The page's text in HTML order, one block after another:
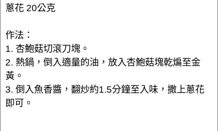
蔥花 20公克
作法：
1. 杏鮑菇切滾刀塊。
2. 熱鍋，倒入適量的油，放入杏鮑菇塊乾煸至金
黃。
3. 倒入魚香醬，翻炒約1.5分鐘至入味，撒上蔥花
即可。